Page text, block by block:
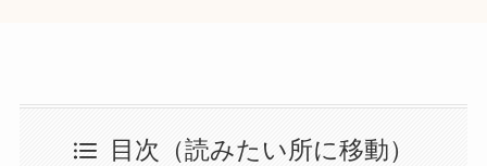
目次（読みたい所に移動）